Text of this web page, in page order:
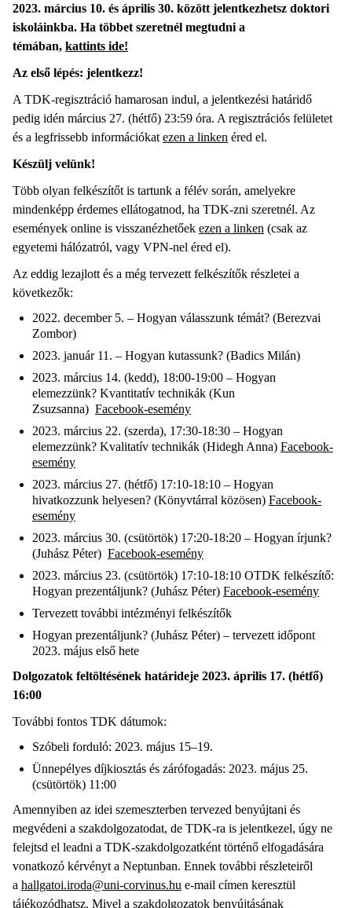
2023. március 10. és április 30. között jelentkezhetsz doktori
iskoláinkba. Ha többet szeretnél megtudni a
témában, kattints ide!
Az első lépés: jelentkezz!
A TDK-regisztráció hamarosan indul, a jelentkezési határidő
pedig idén március 27. (hétfő) 23:59 óra. A regisztrációs felületet
és a legfrissebb információkatezen a linken éred el.
Készülj velünk!
Több olyan felkészítőt is tartunk a félév során, amelyekre
mindenképp érdemes ellátogatnod, ha TDK-zni szeretnél. Az
események online is visszanézhetőek ezen a linken (csak az
egyetemi hálózatról, vagy VPN-nel éred el).
Az eddig lezajlott és a még tervezett felkészítők részletei a
következők:
2022. december 5. – Hogyan válasszunk témát? (Berezvai
Zombor)
2023. január 11. – Hogyan kutassunk? (Badics Milán)
2023. március 14. (kedd), 18:00-19:00 – Hogyan
elemezzünk? Kvantitatív technikák (Kun
Zsuzsanna) Facebook-esemény
2023. március 22. (szerda), 17:30-18:30 – Hogyan
elemezzünk? Kvalitatív technikák (Hidegh Anna) Facebook-
esemény
2023. március 27. (hétfő) 17:10-18:10 – Hogyan
hivatkozzunk helyesen? (Könyvtárral közösen) Facebook-
esemény
2023. március 30. (csütörtök) 17:20-18:20 – Hogyan írjunk?
(Juhász Péter) Facebook-esemény
2023. március 23. (csütörtök) 17:10-18:10 OTDK felkészítő:
Hogyan prezentáljunk? (Juhász Péter) Facebook-esemény
Tervezett további intézményi felkészítők
Hogyan prezentáljunk? (Juhász Péter) – tervezett időpont
2023. május első hete
Dolgozatok feltöltésének határideje 2023. április 17. (hétfő)
16:00
További fontos TDK dátumok:
Szóbeli forduló: 2023. május 15–19.
Ünnepélyes díjkiosztás és zárófogadás: 2023. május 25.
(csütörtök) 11:00
Amennyiben az idei szemeszterben tervezed benyújtani és
megvédeni a szakdolgozatodat, de TDK-ra is jelentkezel, úgy ne
felejtsd el leadni a TDK-szakdolgozatként történő elfogadására
vonatkozó kérvényt a Neptunban. Ennek további részleteiről
a hallgatoi.iroda@uni-corvinus.hu e-mail címen keresztül
tájékozódhatsz. Mivel a szakdolgozatok benyújtásának